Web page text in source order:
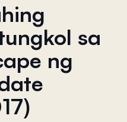
sa
ng